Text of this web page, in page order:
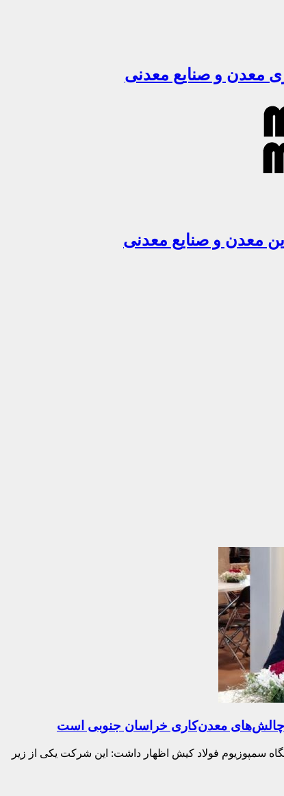
معدن و صنایع معدنی
معدن و صنایع معدنی
چالش‌های معدن‌کاری خراسان جنوبی است
سمپوزیوم فولاد کیش اظهار داشت: این شرکت یکی از زیر